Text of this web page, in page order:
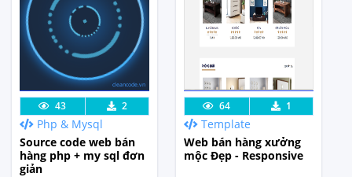
cleancode.vn
Lưu code Xem Thực
Tế
43 2
Php & Mysql
Source code web bán
hàng php + my sql đơn
giản
Lưu code Xem Thực
Tế
64 1
Template
Web bán hàng xưởng
mộc Đẹp - Responsive